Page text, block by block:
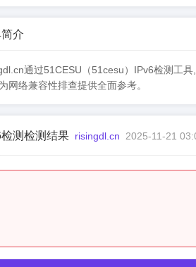
介
通过51CESU（51cesu）IPv6检测工
网络兼容性排查提供全面参考。
检测检测结果 risingdl.cn 2025-11-21